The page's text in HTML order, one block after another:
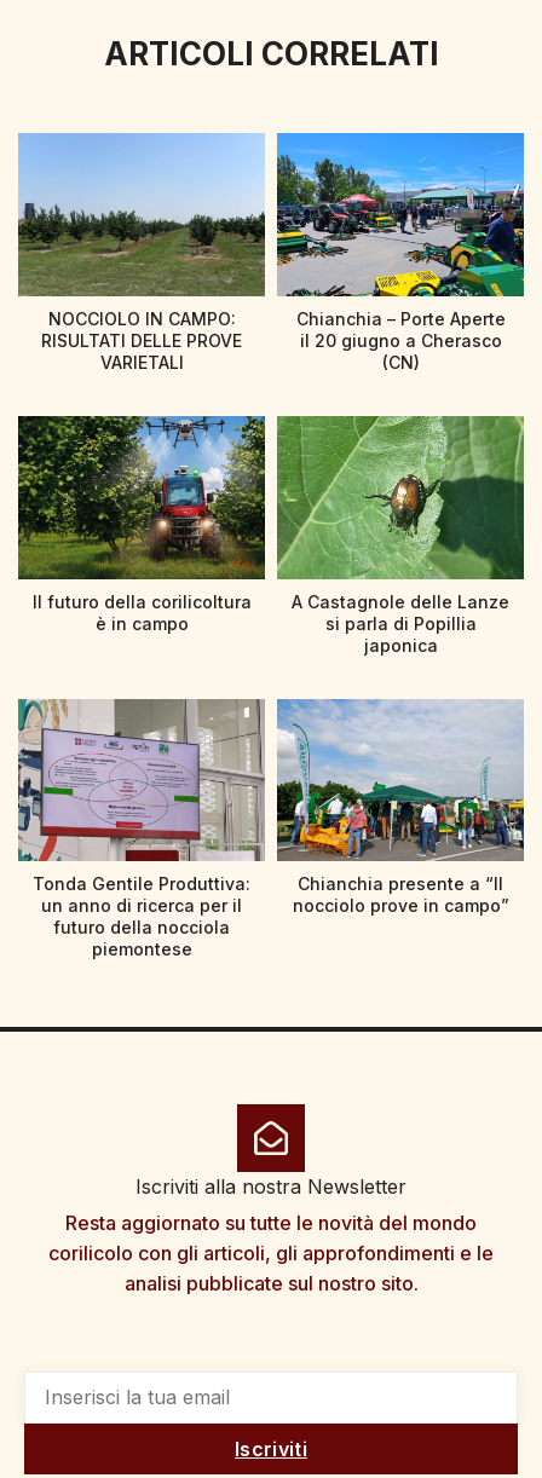
ARTICOLI CORRELATI
NOCCIOLO IN CAMPO:
RISULTATI DELLE PROVE
VARIETALI
Chianchia – Porte Aperte
il 20 giugno a Cherasco
(CN)
Il futuro della corilicoltura
è in campo
A Castagnole delle Lanze
si parla di Popillia
japonica
Tonda Gentile Produttiva:
un anno di ricerca per il
futuro della nocciola
piemontese
Chianchia presente a “Il
nocciolo prove in campo”
Iscriviti alla nostra Newsletter
Resta aggiornato su tutte le novità del mondo
corilicolo con gli articoli, gli approfondimenti e le
analisi pubblicate sul nostro sito.
Iscriviti